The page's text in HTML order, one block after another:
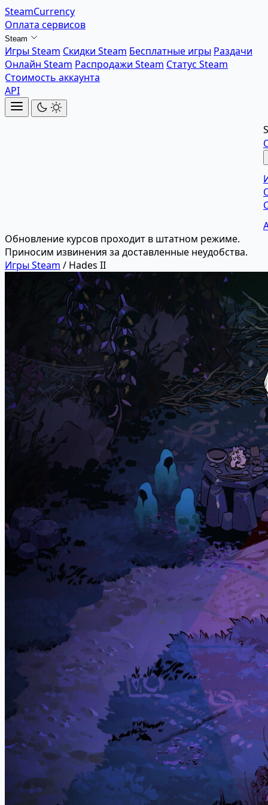
SteamCurrency
Оплата сервисов
Steam
Игры Steam Скидки Steam Бесплатные игры Раздачи
Онлайн Steam Распродажи Steam Статус Steam
Стоимость аккаунта
API
Обновление курсов проходит в штатном режиме.
Приносим извинения за доставленные неудобства.
Игры Steam / Hades II